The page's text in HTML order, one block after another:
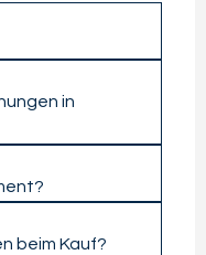
in
beim Kauf?